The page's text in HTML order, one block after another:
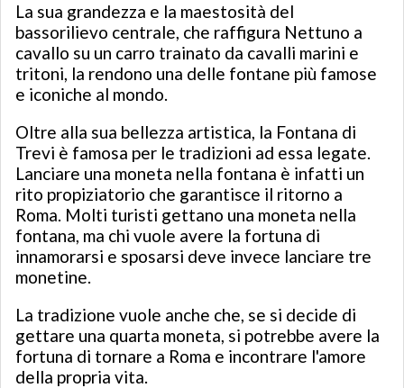
La sua grandezza e la maestosità del
bassorilievo centrale, che raffigura Nettuno a
cavallo su un carro trainato da cavalli marini e
tritoni, la rendono una delle fontane più famose
e iconiche al mondo.
Oltre alla sua bellezza artistica, la Fontana di
Trevi è famosa per le tradizioni ad essa legate.
Lanciare una moneta nella fontana è infatti un
rito propiziatorio che garantisce il ritorno a
Roma. Molti turisti gettano una moneta nella
fontana, ma chi vuole avere la fortuna di
innamorarsi e sposarsi deve invece lanciare tre
monetine.
La tradizione vuole anche che, se si decide di
gettare una quarta moneta, si potrebbe avere la
fortuna di tornare a Roma e incontrare l'amore
della propria vita.